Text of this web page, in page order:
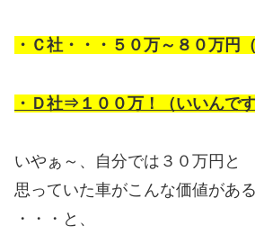
・Ｃ社・・・５０万～８０万円
・Ｄ社⇒１００万！（いいんです
いやぁ～、自分では３０万円と
思っていた車がこんな価値があ
・・・と、